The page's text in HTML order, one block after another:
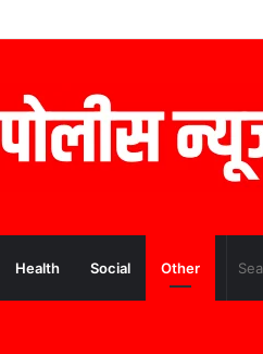
निधन
Health Social Other